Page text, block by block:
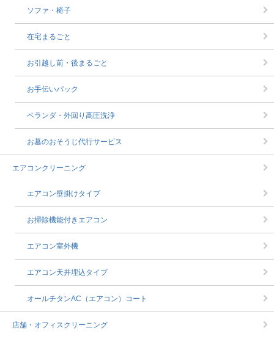
ソファ・椅子
在宅まるごと
お引越し前・後まるごと
お手伝いパック
ベランダ・外回り高圧洗浄
お墓のおそうじ代行サービス
エアコンクリーニング
エアコン壁掛けタイプ
お掃除機能付きエアコン
エアコン室外機
エアコン天井埋込タイプ
オールチタンAC（エアコン）コート
店舗・オフィスクリーニング